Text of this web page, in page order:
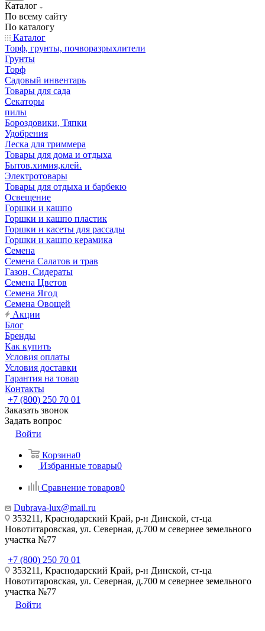
Каталог
По всему сайту
По каталогу
Каталог
Торф, грунты, почворазрыхлители
Грунты
Торф
Садовый инвентарь
Товары для сада
Секаторы
пилы
Бороздовики, Тяпки
Удобрения
Леска для триммера
Товары для дома и отдыха
Бытов.химия,клей.
Электротовары
Товары для отдыха и барбекю
Освещение
Горшки и кашпо
Горшки и кашпо пластик
Горшки и касеты для рассады
Горшки и кашпо керамика
Семена
Семена Салатов и трав
Газон, Сидераты
Семена Цветов
Семена Ягод
Семена Овощей
Акции
Блог
Бренды
Как купить
Условия оплаты
Условия доставки
Гарантия на товар
Контакты
+7 (800) 250 70 01
Заказать звонок
Задать вопрос
Войти
Корзина0
Избранные товары0
Сравнение товаров0
Dubrava-lux@mail.ru
353211, Краснодарский Край, р-н Динской, ст-ца
Новотитаровская, ул. Северная, д.700 м севернее земельного
участка №77
+7 (800) 250 70 01
353211, Краснодарский Край, р-н Динской, ст-ца
Новотитаровская, ул. Северная, д.700 м севернее земельного
участка №77
Войти